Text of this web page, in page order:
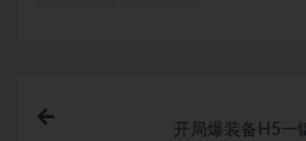
开局爆装备H5一